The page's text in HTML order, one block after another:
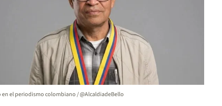
en el periodismo colombiano / @AlcaldiadeBello